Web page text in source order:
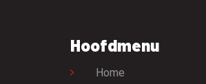
Hoofdmenu
Home